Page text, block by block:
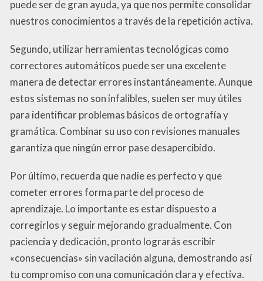
puede ser de gran ayuda, ya que nos permite consolidar
nuestros conocimientos a través de la repetición activa.
Segundo, utilizar herramientas tecnológicas como
correctores automáticos puede ser una excelente
manera de detectar errores instantáneamente. Aunque
estos sistemas no son infalibles, suelen ser muy útiles
para identificar problemas básicos de ortografía y
gramática. Combinar su uso con revisiones manuales
garantiza que ningún error pase desapercibido.
Por último, recuerda que nadie es perfecto y que
cometer errores forma parte del proceso de
aprendizaje. Lo importante es estar dispuesto a
corregirlos y seguir mejorando gradualmente. Con
paciencia y dedicación, pronto lograrás escribir
«consecuencias» sin vacilación alguna, demostrando así
tu compromiso con una comunicación clara y efectiva.